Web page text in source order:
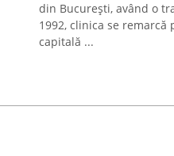
din București, având o
1992, clinica se
capitală ...